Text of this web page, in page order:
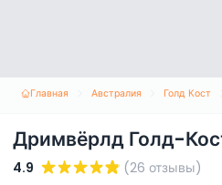
Главная Австралия Голд Кост
Дримвёрлд Голд-
4.9
(26 отзывы)